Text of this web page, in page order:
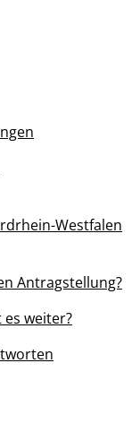
Westfalen
Antragstellung?
weiter?